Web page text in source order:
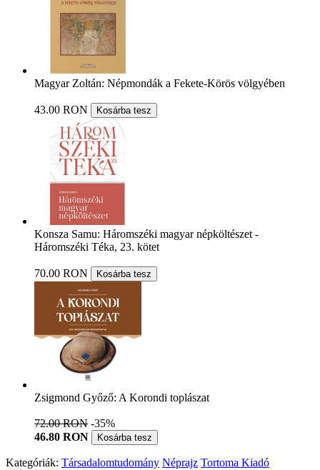
Magyar Zoltán: Népmondák a Fekete-Körös völgyében
43.00 RON Kosárba tesz
Konsza Samu: Háromszéki magyar népköltészet -
Háromszéki Téka, 23. kötet
70.00 RON Kosárba tesz
Zsigmond Győző: A Korondi toplászat
72.00 RON -35%
46.80 RON
Kosárba tesz
Kategóriák: Társadalomtudomány Néprajz Tortoma Kiadó